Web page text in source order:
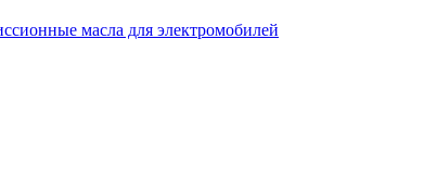
масла для электромобилей